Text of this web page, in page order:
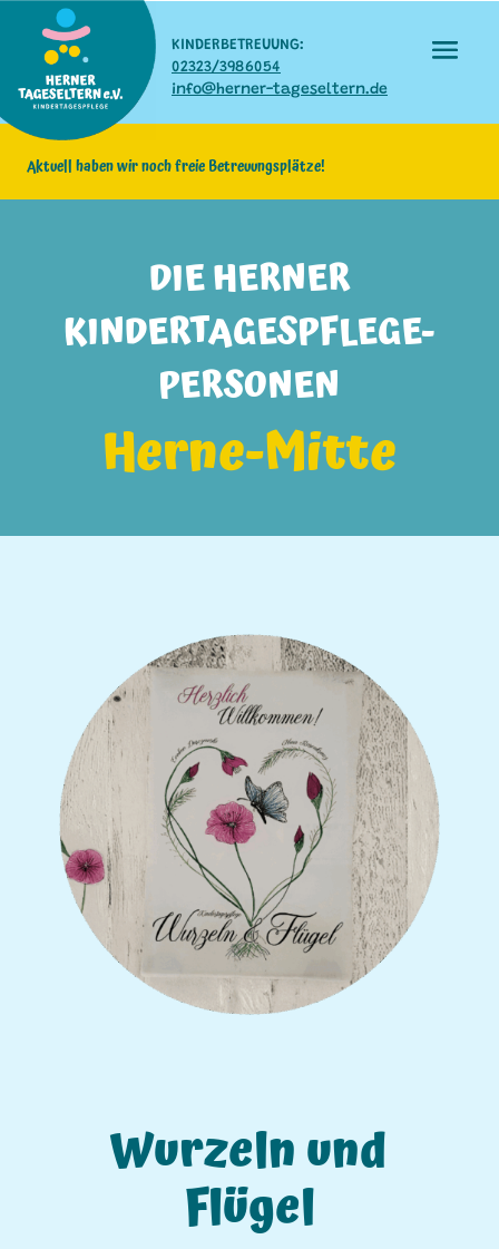
KINDERBETREUUNG:
02323/3986054
info@herner-tageseltern.de
Aktuell haben wir noch freie Betreuungsplätze!
DIE HERNER
KINDERTAGESPFLEGE-
PERSONEN
Herne-Mitte
Wurzeln und
Flügel